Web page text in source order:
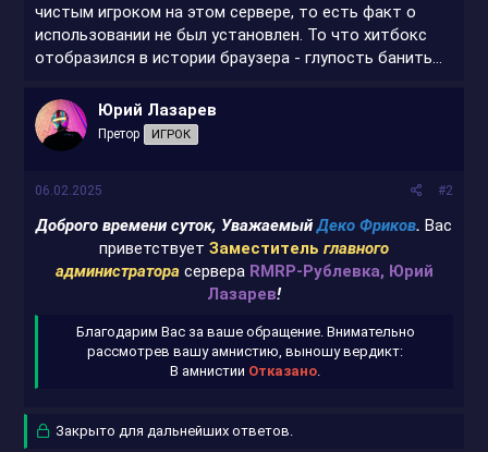
чистым игроком на этом сервере, то есть факт о
использовании не был установлен. То что хитбокс
отобразился в истории браузера - глупость банить...
Юрий Лазарев
Претор ИГРОК
06.02.2025 #2
Доброго времени суток, УважаемыйДеко Фриков. Вас
приветствует Заместитель главного
администратора сервера RMRP-Рублевка, Юрий
Лазарев!
Благодарим Вас за ваше обращение. Внимательно
рассмотрев вашу амнистию, выношу вердикт:
В амнистии Отказано
Закрыто для дальнейших ответов.